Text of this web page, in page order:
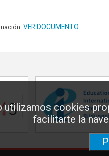
utilizamos cookies
facilitarte la
VER DOCUMENTO